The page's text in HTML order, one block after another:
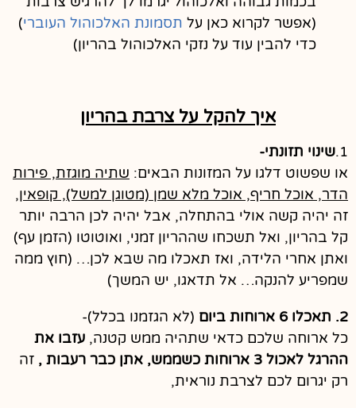
(אפשר לקרוא כאן על תסמונת האלכוהול העוברי)
כדי להבין עוד על נזקי האלכוהול בהריון)
איך להקל על צרבת בהריון
1. שינוי תזונתי-
או שפשוט דלגו על המזונות הבאים: שתיה מוגזת, פירות
הדר, אוכל חריף, אוכל מלא שמן (מטוגן למשל), קופאין,
זה יהיה קשה אולי בהתחלה, אבל יהיה לכן הרבה יותר
קל בהריון, ואל תשכחו שההריון זמני, ואוטוטו (הזמן עף)
ואתן אחרי הלידה, ואז תאכלו מה שבא לכן… (חוץ ממה
שמפריע להנקה… אל תדאגו, יש המשך)
2. תאכלו 6 ארוחות ביום
(לא הגזמנו בכלל)-
כל ארוחה שלכם כדאי שתהיה ממש קטנה, עזבו את
ההרגל לאכול 3 ארוחות כשממש, אתן כבר רעבות ,
זה
רק יגרום לכם לצרבת נוראית,